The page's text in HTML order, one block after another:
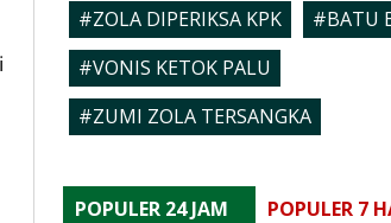
#ZOLA DIPERIKSA KPK
#BATU
#VONIS KETOK PALU
#ZUMI ZOLA TERSANGKA
POPULER 24 JAM POPULER 7